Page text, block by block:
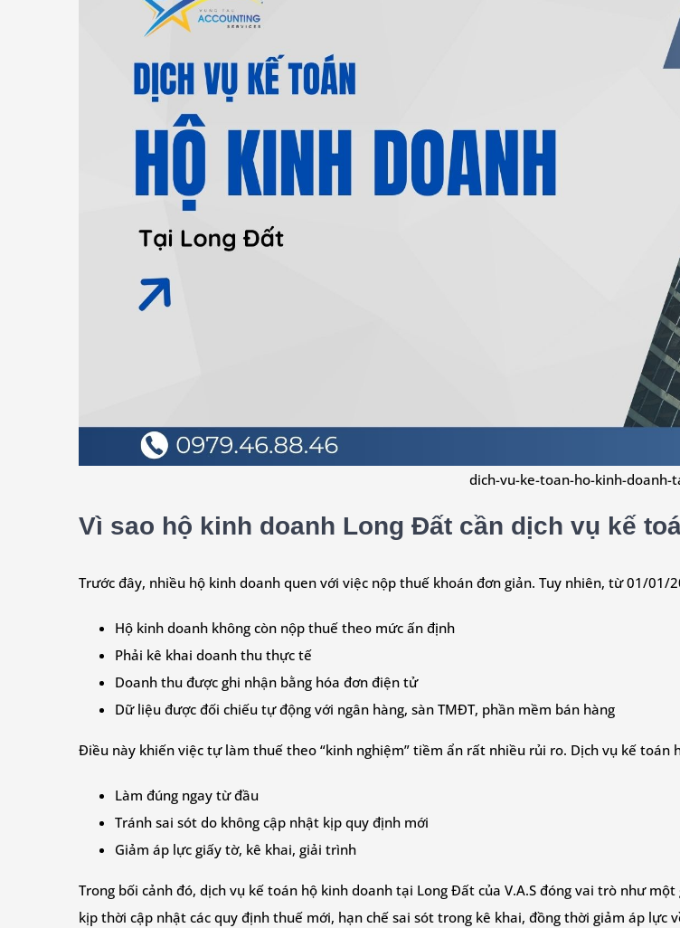
dich-vu-ke-toan-ho-kinh-doanh-
Vì sao hộ kinh doanh Long Đất cần dịch vụ kế
Trước đây, nhiều hộ kinh doanh quen với việc nộp thuế khoán đơn giản. Tuy nhiên, từ 01/01/
Hộ kinh doanh không còn nộp thuế theo mức ấn định
Phải kê khai doanh thu thực tế
Doanh thu được ghi nhận bằng hóa đơn điện tử
Dữ liệu được đối chiếu tự động với ngân hàng, sàn TMĐT, phần mềm bán hàng
Điều này khiến việc tự làm thuế theo “kinh nghiệm” tiềm ẩn rất nhiều rủi ro. Dịch vụ kế toán
Làm đúng ngay từ đầu
Tránh sai sót do không cập nhật kịp quy định mới
Giảm áp lực giấy tờ, kê khai, giải trình
Trong bối cảnh đó, dịch vụ kế toán hộ kinh doanh tại Long Đất của V.A.S đóng vai trò như
kịp thời cập nhật các quy định thuế mới, hạn chế sai sót trong kê khai, đồng thời giảm áp